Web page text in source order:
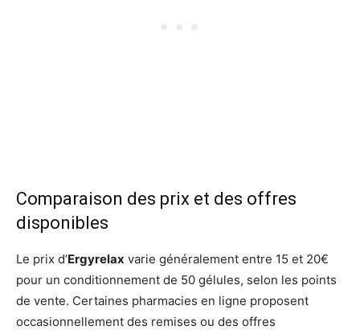
Comparaison des prix et des offres
disponibles
Le prix d’Ergyrelax varie généralement entre 15 et 20€
pour un conditionnement de 50 gélules, selon les points
de vente. Certaines pharmacies en ligne proposent
occasionnellement des remises ou des offres